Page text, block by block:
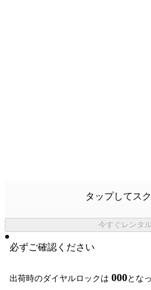
タップしてス
今すぐレンタ
必ずご確認ください
出荷時のダイヤルロックは 000とな